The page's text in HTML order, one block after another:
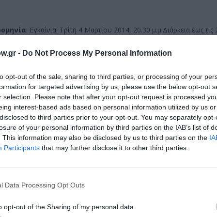
- Do Not Process My Personal Information
opt-out of the sale, sharing to third parties, or processing of your
for targeted advertising by us, please use the below opt-out
selection. Please note that after your opt-out request is processed
interest-based ads based on personal information utilized by us
to third parties prior to your opt-out. You may separately
of your personal information by third parties on the IAB’s list of
This information may also be disclosed by us to third parties on the
Participants that may further disclose it to other third parties.
Data Processing Opt Outs
opt-out of the Sharing of my personal data.
: Εγκαίνια: Τρίτη 4 Μαρτίου 2014, 20.30 μ.μ.Διάρκεια έως
πρώτοι όλες τις ειδήσεις
στοCulturenow.gr
Δες
και τον Πολιτισμό!